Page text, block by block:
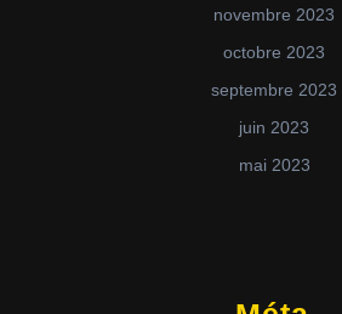
novembre 2023
octobre 2023
septembre 2023
juin 2023
mai 2023